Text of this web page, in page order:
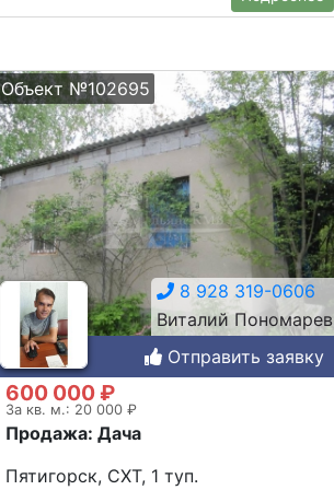
Объект №102695
8 928 319-0606
Виталий Пономарев
Отправить заявку
600 000 ₽
За кв. м.: 20 000 ₽
Продажа: Дача
Пятигорск, СХТ, 1 туп.